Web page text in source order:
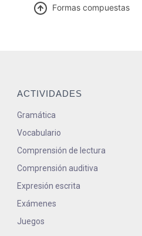
Formas compuestas
ACTIVIDADES
Gramática
Vocabulario
Comprensión de lectura
Comprensión auditiva
Expresión escrita
Exámenes
Juegos